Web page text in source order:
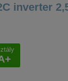
inverter